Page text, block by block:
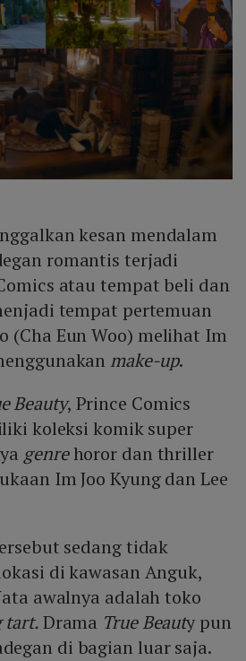
kesan mendalam
romantis terjadi
atau tempat beli dan
tempat pertemuan
(Cha Eun Woo) melihat Im
make-up.
Beauty, Prince Comics
koleksi komik super
genrehoror dan thriller
Im Joo Kyung dan Lee
sedang tidak
di kawasan Anguk,
awalnya adalah toko
tart.Drama True Beauty pun
di bagian luar saja.